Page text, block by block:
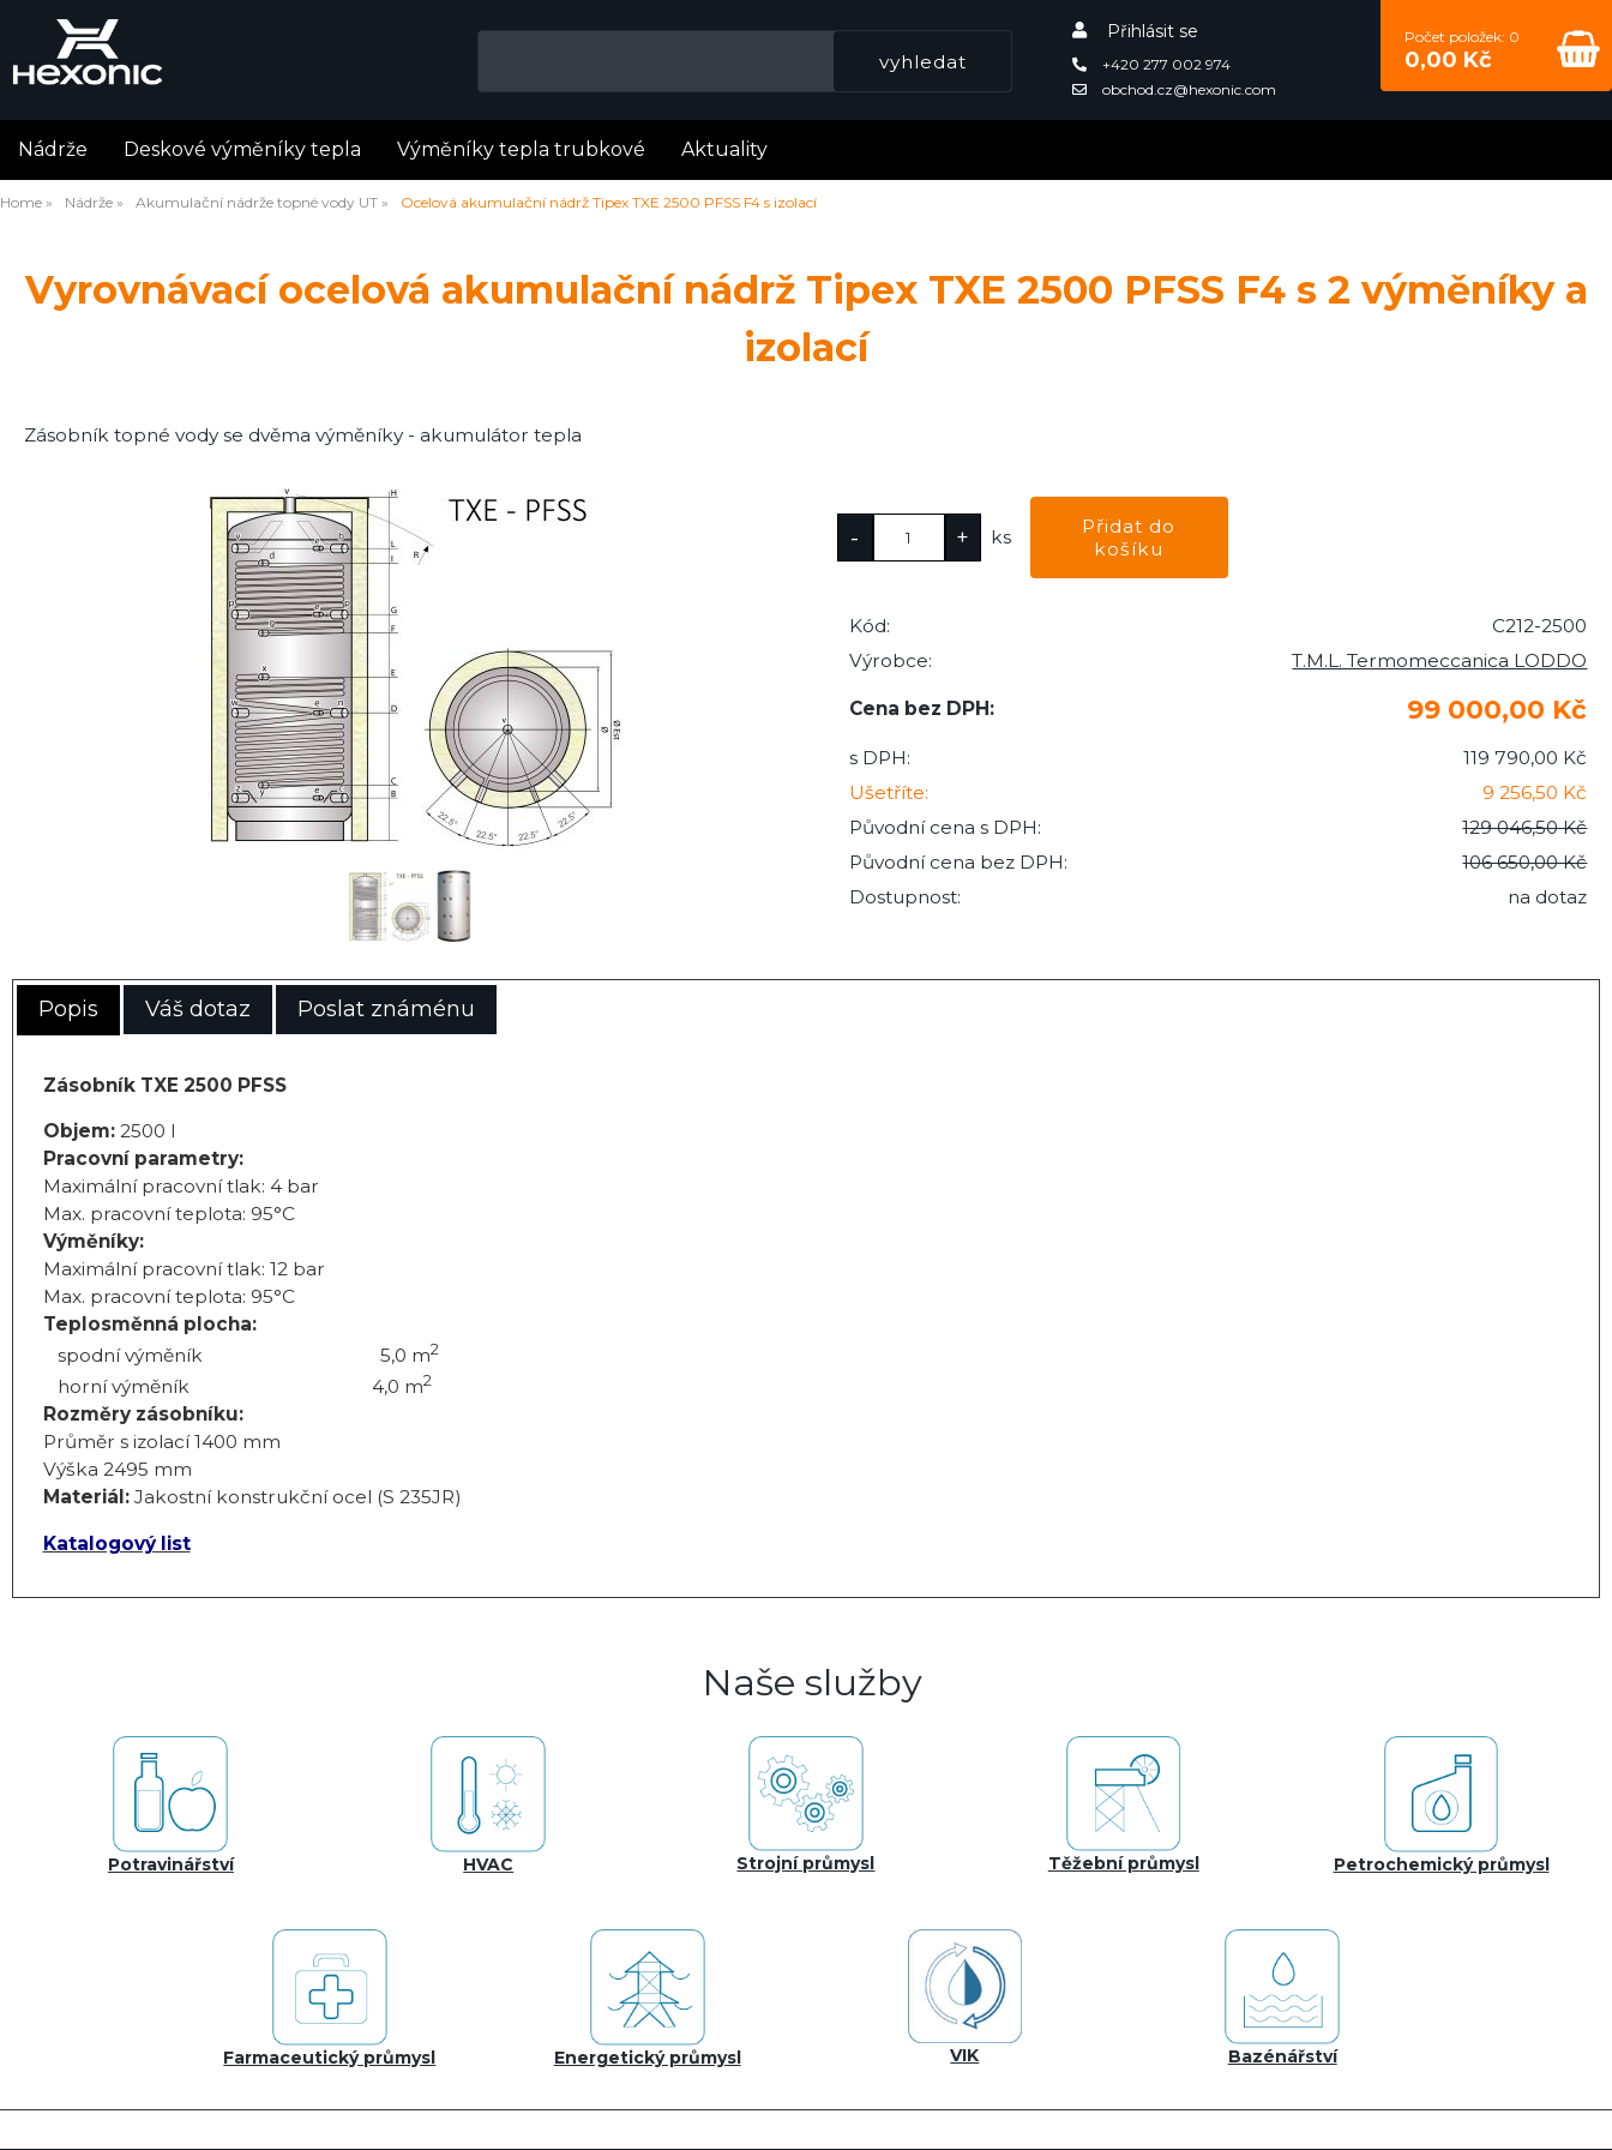
+420 277 002 974
obchod.cz@hexonic.com
Přihlásit se Počet položek: 0
0,00 Kč
Nádrže Deskové výměníky tepla Výměníky tepla trubkové Aktuality
Home Nádrže Akumulační nádrže topné vody UT Ocelová akumulační nádrž Tipex TXE 2500 PFSS F4 s izolací
Vyrovnávací ocelová akumulační nádrž Tipex TXE 2500 PFSS F4 s 2 výměníky a
izolací
Zásobník topné vody se dvěma výměníky - akumulátor tepla
ks
Kód:
C212-2500
Výrobce:
T.M.L. Termomeccanica LODDO
Cena bez DPH: 99 000,00 Kč
s DPH:
119 790,00 Kč
Ušetříte:
9 256,50 Kč
Původní cena s DPH:
129 046,50 Kč
Původní cena bez DPH:
106 650,00 Kč
Dostupnost:
na dotaz
Popis Váš dotaz Poslat známénu
Zásobník TXE 2500 PFSS
Objem:2500 l
Pracovní parametry:
Maximální pracovní tlak: 4 bar
Max. pracovní teplota: 95°C
Výměníky:
Maximální pracovní tlak: 12 bar
Max. pracovní teplota: 95°C
Teplosměnná plocha:
spodní výměník 5,0 m2
horní výměník 4,0 m2
Rozměry zásobníku:
Průměr s izolací 1400 mm
Výška 2495 mm
Materiál:Jakostní konstrukční ocel (S 235JR)
Katalogový list
Naše služby
Potravinářství HVAC Strojní průmysl Těžební průmysl Petrochemický průmysl
Farmaceutický průmysl Energetický průmysl VIK Bazénářství